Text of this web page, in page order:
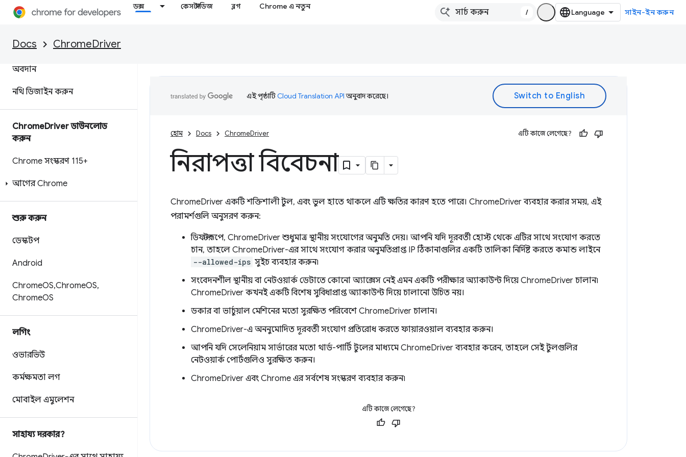
ডক্স কেস স্টাডিজ ব্লগ Chrome এ নতুন
/ সাইন-ইন করুন
Docs ChromeDriver
Chrome এক্সটেনশন
অবদান
নথি ডিজাইন করুন
ChromeDriver ডাউনলোড
করুন
Chrome সংস্করণ 115+
আগের Chrome
শুরু করুন
ডেস্কটপ
Android
ChromeOS,ChromeOS,
ChromeOS
লগিং
ওভারভিউ
কর্মক্ষমতা লগ
মোবাইল এমুলেশন
সাহায্য দরকার?
এই পৃষ্ঠাটিCloud Translation APIঅনুবাদ করেছে।
হোম Docs ChromeDriver এটি কাজে লেগেছে?
নিরাপত্তা বিবেচনা
ChromeDriver একটি শক্তিশালী টুল, এবং ভুল হাতে থাকলে এটি ক্ষতির কারণ হতে পারে। ChromeDriver ব্যবহার করার সময়, এই
পরামর্শগুলি অনুসরণ করুন:
ডিফল্টরূপে, ChromeDriver শুধুমাত্র স্থানীয় সংযোগের অনুমতি দেয়। আপনি যদি দূরবর্তী হোস্ট থেকে এটির সাথে সংযোগ করতে
চান, তাহলে ChromeDriver-এর সাথে সংযোগ করার অনুমতিপ্রাপ্ত IP ঠিকানাগুলির একটি তালিকা নির্দিষ্ট করতে কমান্ড লাইনে
--allowed-ips সুইচ ব্যবহার করুন৷
সংবেদনশীল স্থানীয় বা নেটওয়ার্ক ডেটাতে কোনো অ্যাক্সেস নেই এমন একটি পরীক্ষার অ্যাকাউন্ট দিয়ে ChromeDriver চালান৷
ChromeDriver কখনই একটি বিশেষ সুবিধাপ্রাপ্ত অ্যাকাউন্ট দিয়ে চালানো উচিত নয়।
ডকার বা ভার্চুয়াল মেশিনের মতো সুরক্ষিত পরিবেশে ChromeDriver চালান।
ChromeDriver-এ অননুমোদিত দূরবর্তী সংযোগ প্রতিরোধ করতে ফায়ারওয়াল ব্যবহার করুন।
আপনি যদি সেলেনিয়াম সার্ভারের মতো থার্ড-পার্টি টুলের মাধ্যমে ChromeDriver ব্যবহার করেন, তাহলে সেই টুলগুলির
নেটওয়ার্ক পোর্টগুলিও সুরক্ষিত করুন।
ChromeDriver এবং Chrome এর সর্বশেষ সংস্করণ ব্যবহার করুন৷
এটি কাজে লেগেছে?